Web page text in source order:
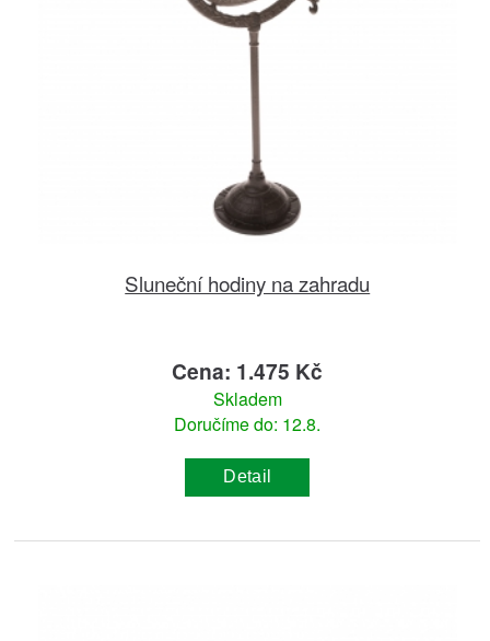
Sluneční hodiny na zahradu
Cena: 1.475 Kč
Skladem
Doručíme do: 12.8.
Detail